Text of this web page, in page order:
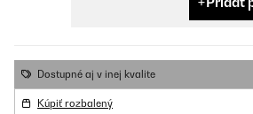
Dostupné aj v inej kvalite
Kúpiť rozbalený